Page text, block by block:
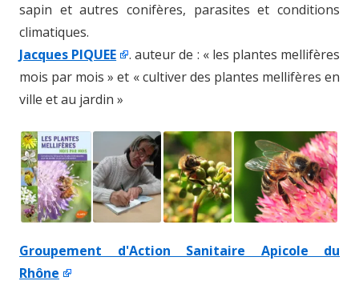
sapin et autres conifères, parasites et conditions
climatiques.
Jacques PIQUEE
. auteur de : « les plantes mellifères
mois par mois » et « cultiver des plantes mellifères en
ville et au jardin »
Groupement d'Action Sanitaire Apicole du
Rhône